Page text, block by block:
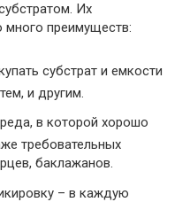
Их
много преимуществ:
субстрат и емкости
и другим.
в которой хорошо
требовательных
баклажанов.
– в каждую